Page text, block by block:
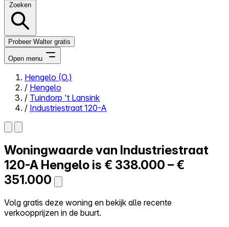
Zoeken
Probeer Walter gratis
Open menu
Close menu
Zelf kopen
Alles-in-één
Reviews
Prijzen
Log in
Probeer Walter gratis
Hengelo (O.)
/ Hengelo
/ Tuindorp 't Lansink
/ Industriestraat 120-A
Woningwaarde van Industriestraat
120-A Hengelo is € 338.000 – €
351.000
Volg gratis deze woning en bekijk alle recente
verkoopprijzen in de buurt.